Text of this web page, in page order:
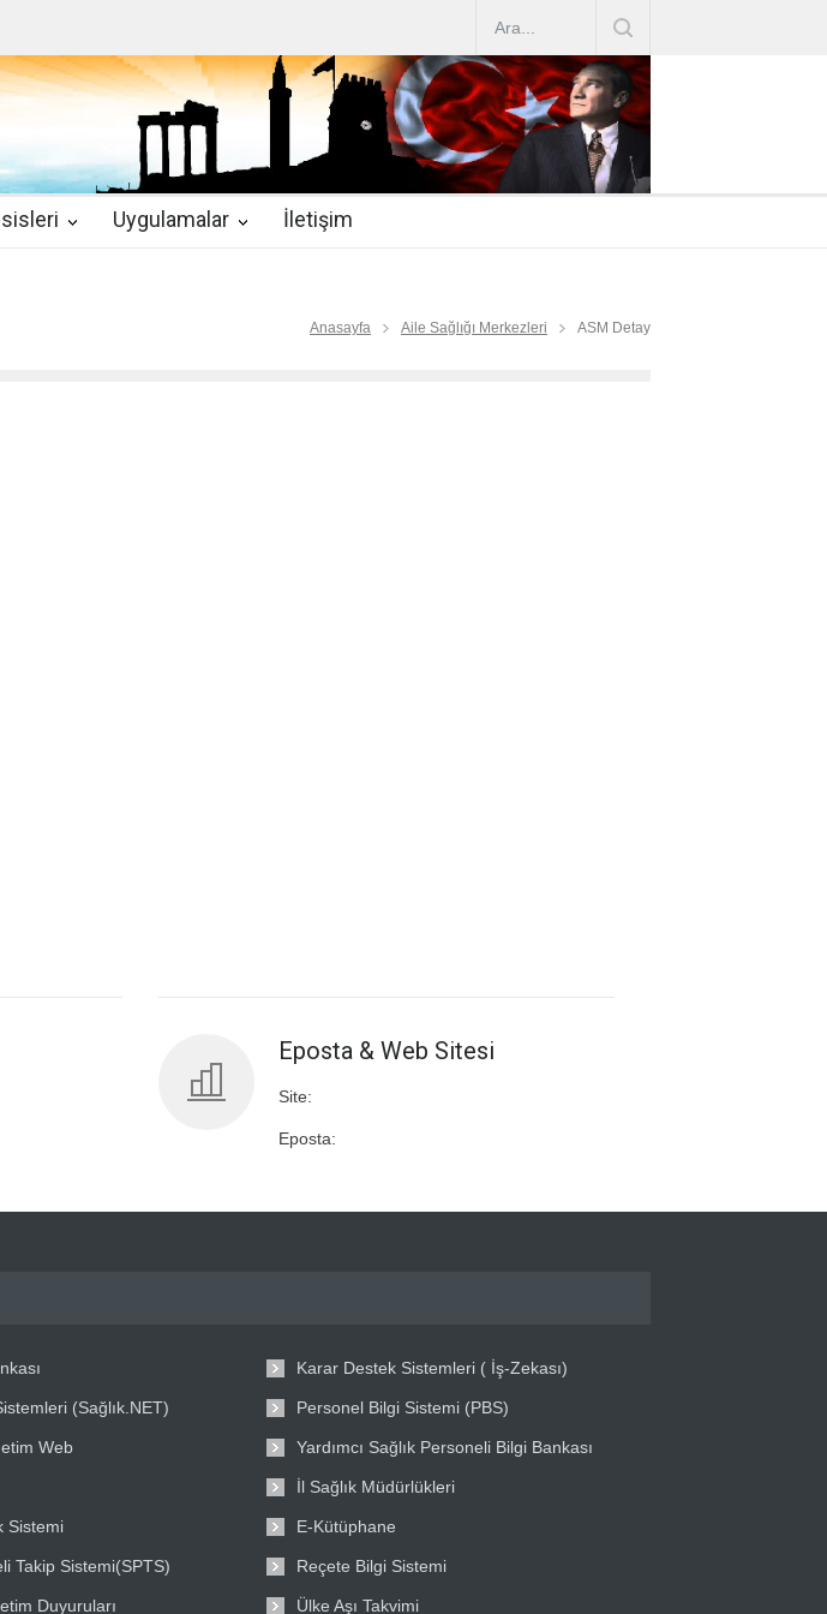
AYI DİYALİZ MERKEZLERİ CİHAZ ARTIRIMLARI|2019-07-31
Teletıp ve Teleradyoloji Birimi Genelgesi 2019/16 | 2019-07-31
Hekimlerin Pratisyen Hekim Kadrosunda Çalıştırma Talep|2019-06-26
Uygulamalar İletişim
Anasayfa Aile Sağlığı Merkezleri ASM Detay
Eposta & Web Sitesi
Site:
Eposta:
(Sağlık.NET)
Web
Sistemi
Takip Sistemi(SPTS)
Duyuruları
Karar Destek Sistemleri ( İş-Zekası)
Personel Bilgi Sistemi (PBS)
Yardımcı Sağlık Personeli Bilgi Bankası
İl Sağlık Müdürlükleri
E-Kütüphane
Reçete Bilgi Sistemi
Ülke Aşı Takvimi